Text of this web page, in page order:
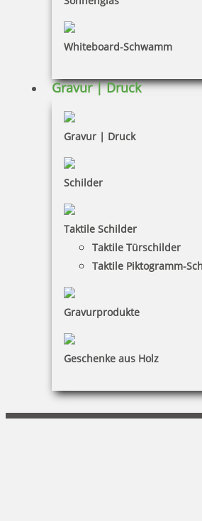
Whiteboard-Schwamm
Gravur | Druck
Gravur | Druck
Schilder
Taktile Schilder
Taktile Türschilder
Taktile Piktogramm-
Gravurprodukte
Geschenke aus Holz
Impressum
Widerruf
Barrierefreiheit
Vertrag widerrufen
Mein Konto
KONTAKT
SCHIEDT Büro + Computer
Arne Schiedt
(03528) 4040-0